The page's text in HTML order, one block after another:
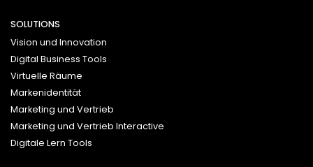
SOLUTIONS
Vision und Innovation
Digital Business Tools
Virtuelle Räume
Markenidentität
Marketing und Vertrieb
Marketing und Vertrieb Interactive
Digitale Lern Tools